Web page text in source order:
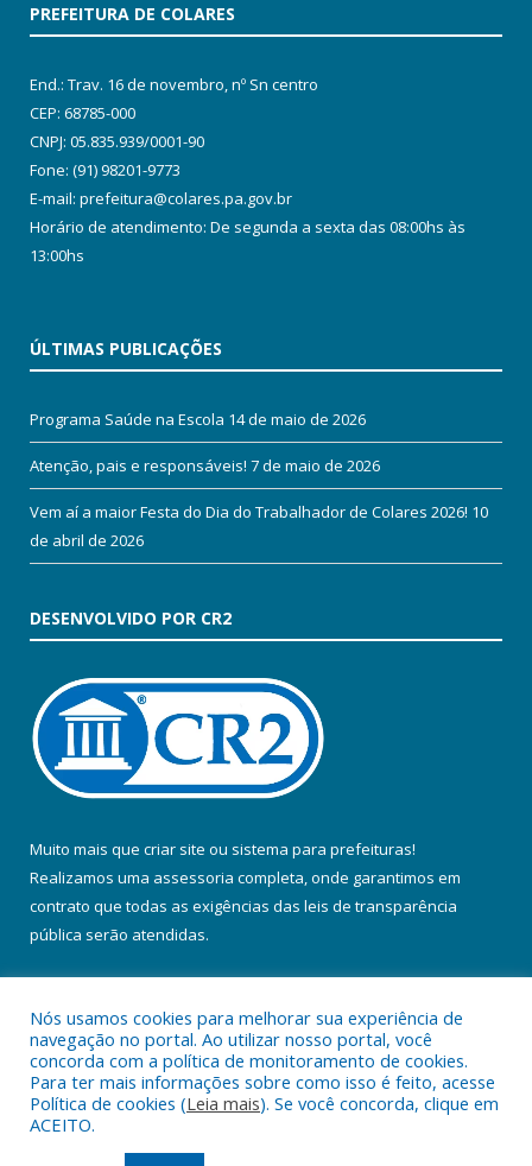
PREFEITURA DE COLARES
End.: Trav. 16 de novembro, nº Sn centro
CEP: 68785-000
CNPJ: 05.835.939/0001-90
Fone: (91) 98201-9773
E-mail: prefeitura@colares.pa.gov.br
Horário de atendimento: De segunda a sexta das 08:00hs às
13:00hs
ÚLTIMAS PUBLICAÇÕES
Programa Saúde na Escola 14 de maio de 2026
Atenção, pais e responsáveis! 7 de maio de 2026
Vem aí a maior Festa do Dia do Trabalhador de Colares 2026! 10
de abril de 2026
DESENVOLVIDO POR CR2
Muito mais que criar site ou sistema para prefeituras!
Realizamos uma assessoria completa, onde garantimos em
contrato que todas as exigências das leis de transparência
pública serão atendidas.
Todos os direitos reservados a Prefeitura Municipal de Colares.
Nós usamos cookies para melhorar sua experiência de
navegação no portal. Ao utilizar nosso portal, você
concorda com a política de monitoramento de cookies.
Para ter mais informações sobre como isso é feito, acesse
Política de cookies (Leia mais). Se você concorda, clique em
ACEITO.